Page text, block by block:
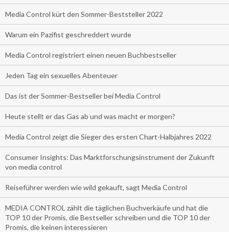
Media Control kürt den Sommer-Beststeller 2022
Warum ein Pazifist geschreddert wurde
Media Control registriert einen neuen Buchbestseller
Jeden Tag ein sexuelles Abenteuer
Das ist der Sommer-Bestseller bei Media Control
Heute stellt er das Gas ab und was macht er morgen?
Media Control zeigt die Sieger des ersten Chart-Halbjahres 2022
Consumer Insights: Das Marktforschungsinstrument der Zukunft
von media control
Reiseführer werden wie wild gekauft, sagt Media Control
MEDIA CONTROL zählt die täglichen Buchverkäufe und hat die
TOP 10 der Promis, die Bestseller schreiben und die TOP 10 der
Promis, die keinen interessieren